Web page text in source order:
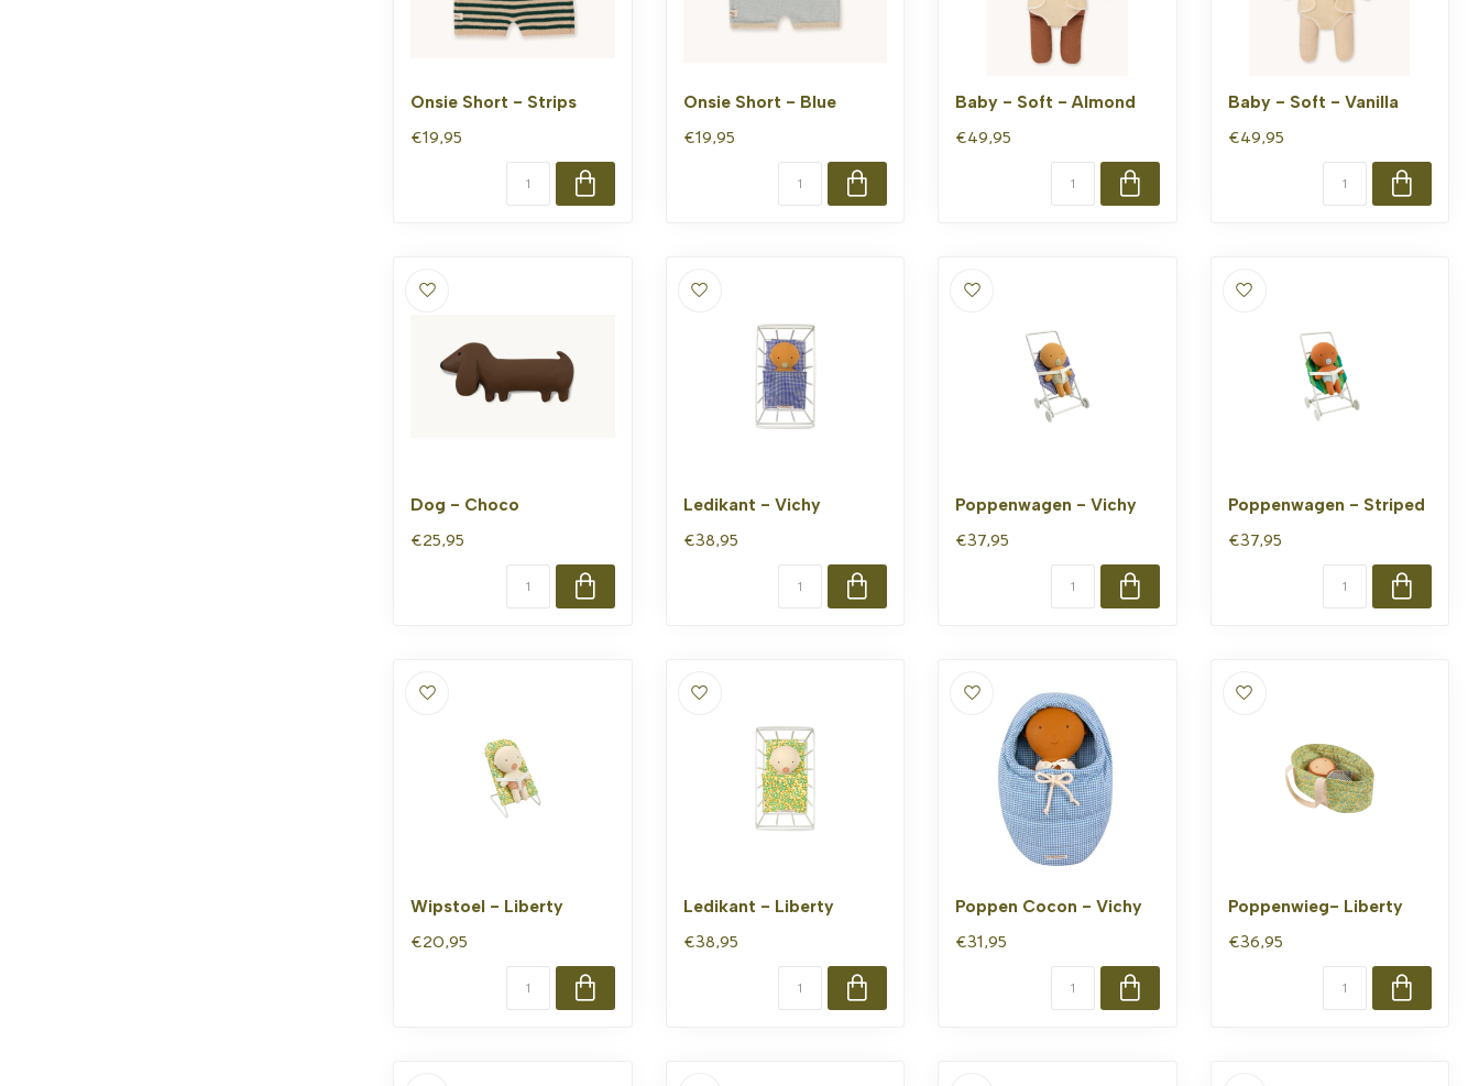
Onsie Short - Strips
€19,95
Onsie Short - Blue
€19,95
Baby - Soft - Almond
€49,95
Baby - Soft - Vanilla
€49,95
Dog - Choco
€25,95
Ledikant - Vichy
€38,95
Poppenwagen - Vichy
€37,95
Poppenwagen - Striped
€37,95
Wipstoel - Liberty
€20,95
Ledikant - Liberty
€38,95
Poppen Cocon - Vichy
€31,95
Poppenwieg- Liberty
€36,95